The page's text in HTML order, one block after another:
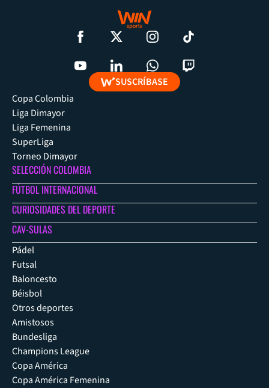
SUSCRÍBASE
Copa Colombia
Liga Dimayor
Liga Femenina
SuperLiga
Torneo Dimayor
SELECCIÓN COLOMBIA
FÚTBOL INTERNACIONAL
CURIOSIDADES DEL DEPORTE
CAV-SULAS
Pádel
Futsal
Baloncesto
Béisbol
Otros deportes
Amistosos
Bundesliga
Champions League
Copa América
Copa América Femenina